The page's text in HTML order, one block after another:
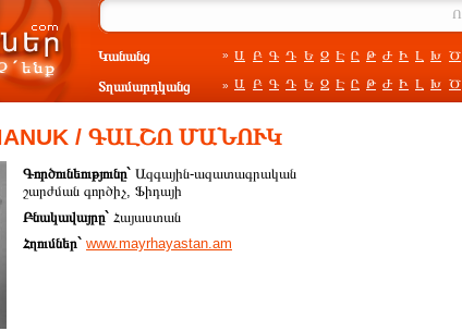
Կանանց » Ա Բ Գ Դ Ե Զ Է Ը Թ Ժ Ի Լ Խ Ծ
Տղամարդկանց » Ա Բ Գ Դ Ե Զ Է Ը Թ Ժ Ի Լ Խ Ծ
/ ԳԱԼՇՈ ՄԱՆՈՒԿ
Գործունեությունը` Ազգային-ազատագրական
շարժման գործիչ, Ֆիդայի
Բնակավայրը` Հայաստան
Հղումներ` www.mayrhayastan.am